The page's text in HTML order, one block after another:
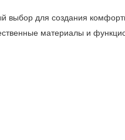
выбор для создания
материалы и